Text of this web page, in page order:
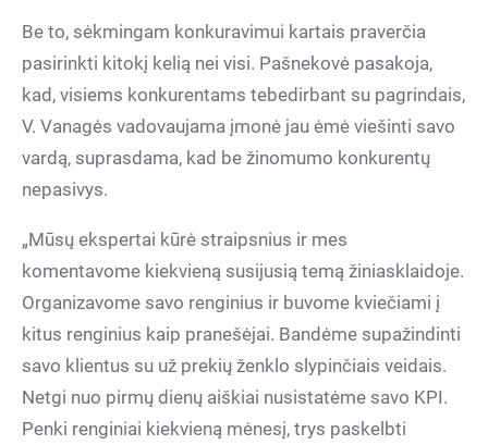
Be to, sėkmingam konkuravimui kartais praverčia
pasirinkti kitokį kelią nei visi. Pašnekovė pasakoja,
kad, visiems konkurentams tebedirbant su pagrindais,
V. Vanagės vadovaujama įmonė jau ėmė viešinti savo
vardą, suprasdama, kad be žinomumo konkurentų
nepasivys.
„Mūsų ekspertai kūrė straipsnius ir mes
komentavome kiekvieną susijusią temą žiniasklaidoje.
Organizavome savo renginius ir buvome kviečiami į
kitus renginius kaip pranešėjai. Bandėme supažindinti
savo klientus su už prekių ženklo slypinčiais veidais.
Netgi nuo pirmų dienų aiškiai nusistatėme savo KPI.
Penki renginiai kiekvieną mėnesį, trys paskelbti